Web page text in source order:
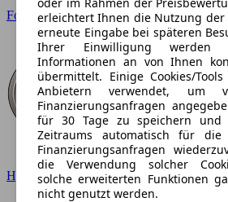
Ford
Hyundai
erleichtert Ihnen die Nutzung der
erneute Eingabe bei späteren
Ihrer Einwilligung werden
Informationen an von Ihnen
übermittelt. Einige Cookies/
Anbietern verwendet, um
Finanzierungsanfragen
für 30 Tage zu speichern und
Zeitraums automatisch für
Finanzierungsanfragen
die Verwendung solcher
solche erweiterten Funktionen
nicht genutzt werden.